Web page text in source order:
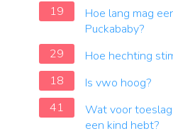
19
Hoe lang mag
Puckababy?
29
Hoe hechting
18
Is vwo hoog?
41
Wat voor
een kind hebt?